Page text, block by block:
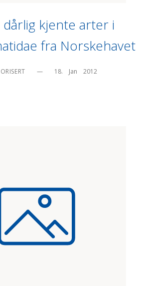
dårlig kjente arter i
fra Norskehavet
— 18.    Jan    2012